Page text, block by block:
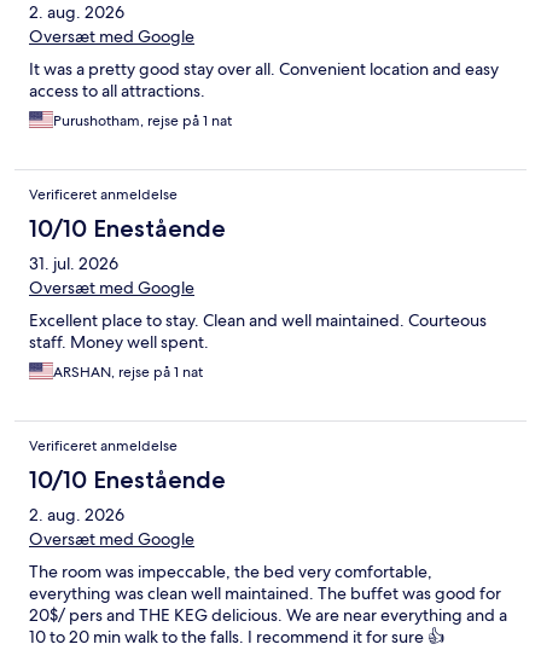
2. aug. 2026
Oversæt med Google
It was a pretty good stay over all. Convenient location and easy
access to all attractions.
Purushotham, rejse på 1 nat
Verificeret anmeldelse
10/10 Enestående
31. jul. 2026
Oversæt med Google
Excellent place to stay. Clean and well maintained. Courteous
staff. Money well spent.
ARSHAN, rejse på 1 nat
Verificeret anmeldelse
10/10 Enestående
2. aug. 2026
Oversæt med Google
The room was impeccable, the bed very comfortable,
everything was clean well maintained. The buffet was good for
20$/ pers and THE KEG delicious. We are near everything and a
10 to 20 min walk to the falls. I recommend it for sure 👍